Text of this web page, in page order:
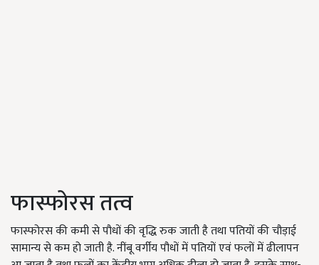
फास्फोरस तत्व
फास्फोरस की कमी से पौधों की वृद्धि रुक जाती है तथा पतियों की चौड़ाई
सामान्य से कम हो जाती है. नींबू वर्गीय पौधों में पतियों एवं फलों में ढीलापन